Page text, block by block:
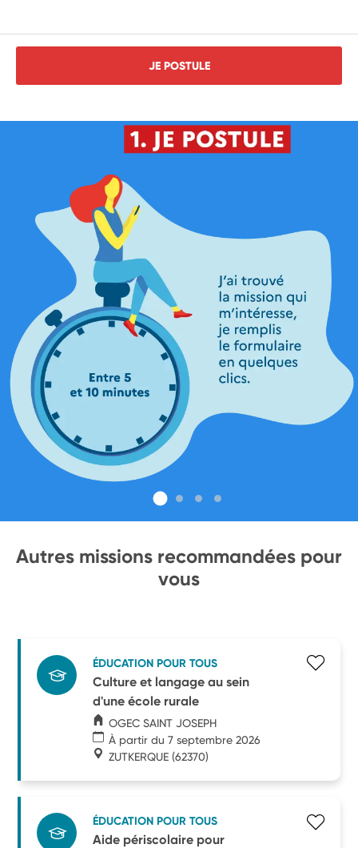
JE POSTULE
Autres missions recommandées pour
vous
ÉDUCATION POUR TOUS
Culture et langage au sein
d'une école rurale
OGEC SAINT JOSEPH
À partir du 7 septembre 2026
ZUTKERQUE (62370)
ÉDUCATION POUR TOUS
Aide périscolaire pour